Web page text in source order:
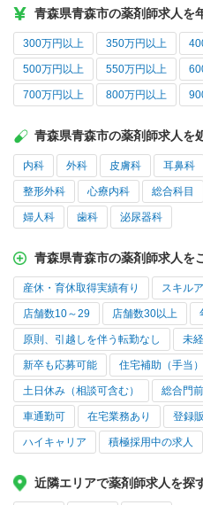
青森県青森市の薬剤師求人を
300万円以上 350万円以上
500万円以上 550万円以上
700万円以上 800万円以上
青森県青森市の薬剤師求人を
内科 外科 皮膚科 耳鼻科
整形外科 心療内科 総合科目
婦人科 歯科 泌尿器科
青森県青森市の薬剤師求人を
産休・育休取得実績有り スキル
店舗数10～29 店舗数30以上
原則、引越しを伴う転勤なし 未
新卒も応募可能 住宅補助（手当
土日休み（相談可含む） 総合門前
車通勤可 在宅業務あり 登録
ハイキャリア 積極採用中の求人
近隣エリアで薬剤師求人を探